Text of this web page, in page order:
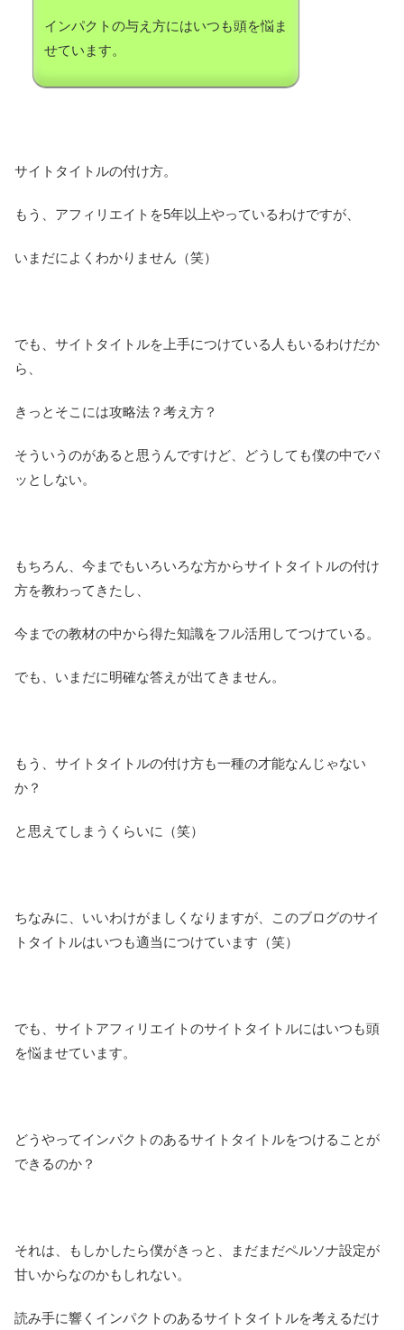
インパクトの与え方にはいつも頭を悩ま
せています。
サイトタイトルの付け方。
もう、アフィリエイトを5年以上やっているわけですが、
いまだによくわかりません（笑）
でも、サイトタイトルを上手につけている人もいるわけだか
ら、
きっとそこには攻略法？考え方？
そういうのがあると思うんですけど、どうしても僕の中でパ
ッとしない。
もちろん、今までもいろいろな方からサイトタイトルの付け
方を教わってきたし、
今までの教材の中から得た知識をフル活用してつけている。
でも、いまだに明確な答えが出てきません。
もう、サイトタイトルの付け方も一種の才能なんじゃない
か？
と思えてしまうくらいに（笑）
ちなみに、いいわけがましくなりますが、このブログのサイ
トタイトルはいつも適当につけています（笑）
でも、サイトアフィリエイトのサイトタイトルにはいつも頭
を悩ませています。
どうやってインパクトのあるサイトタイトルをつけることが
できるのか？
それは、もしかしたら僕がきっと、まだまだペルソナ設定が
甘いからなのかもしれない。
読み手に響くインパクトのあるサイトタイトルを考えるだけ